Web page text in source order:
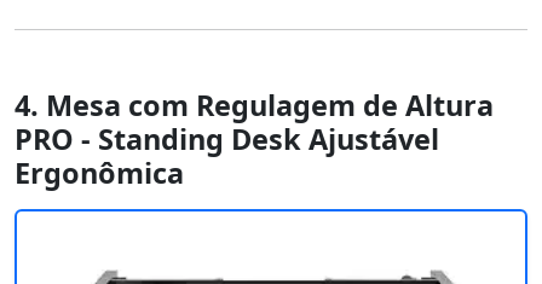
4. Mesa com Regulagem de Altura
PRO - Standing Desk Ajustável
Ergonômica